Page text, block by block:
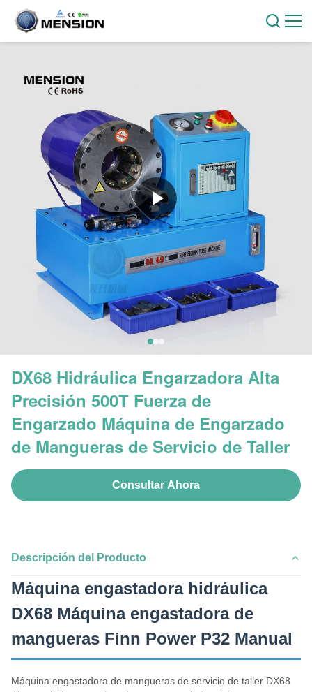
DX68 Hidráulica Engarzadora Alta
Precisión 500T Fuerza de
Engarzado Máquina de Engarzado
de Mangueras de Servicio de Taller
Consultar Ahora
Descripción del Producto
Máquina engastadora hidráulica
DX68 Máquina engastadora de
mangueras Finn Power P32 Manual
Máquina engastadora de mangueras de servicio de taller DX68